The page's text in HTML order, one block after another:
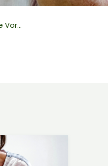
Beeldende Vorming